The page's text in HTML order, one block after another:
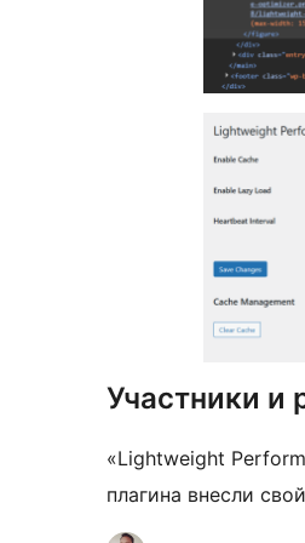
Участники и
«Lightweight
плагина внесли